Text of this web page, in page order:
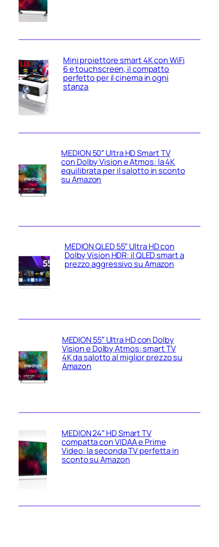
Mini proiettore smart 4K con WiFi
6 e touchscreen, il compatto
perfetto per il cinema in ogni
stanza
MEDION 50″ Ultra HD Smart TV
con Dolby Vision e Atmos: la 4K
equilibrata per il salotto in sconto
su Amazon
MEDION QLED 55″ Ultra HD con
Dolby Vision HDR: il QLED smart a
prezzo aggressivo su Amazon
MEDION 55″ Ultra HD con Dolby
Vision e Dolby Atmos: smart TV
4K da salotto al miglior prezzo su
Amazon
MEDION 24″ HD Smart TV
compatta con VIDAA e Prime
Video: la seconda TV perfetta in
sconto su Amazon